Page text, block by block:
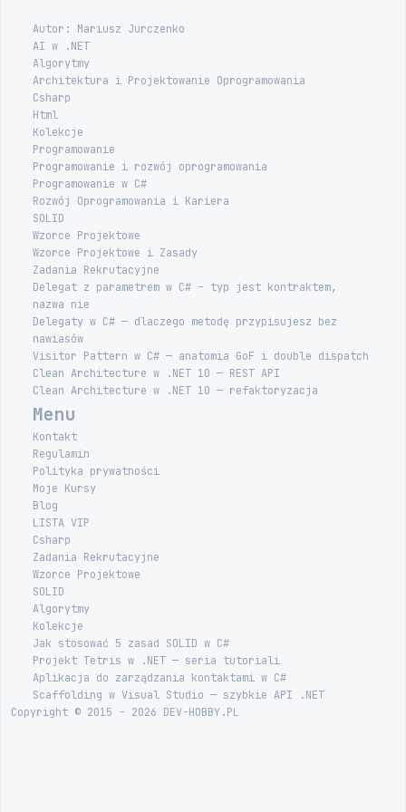
Autor: Mariusz Jurczenko
AI w .NET
Algorytmy
Architektura i Projektowanie Oprogramowania
Csharp
Html
Kolekcje
Programowanie
Programowanie i rozwój oprogramowania
Programowanie w C#
Rozwój Oprogramowania i Kariera
SOLID
Wzorce Projektowe
Wzorce Projektowe i Zasady
Zadania Rekrutacyjne
Delegat z parametrem w C# – typ jest kontraktem,
nazwa nie
Delegaty w C# — dlaczego metodę przypisujesz bez
nawiasów
Visitor Pattern w C# — anatomia GoF i double dispatch
Clean Architecture w .NET 10 — REST API
Clean Architecture w .NET 10 — refaktoryzacja
Menu
Kontakt
Regulamin
Polityka prywatności
Moje Kursy
Blog
LISTA VIP
Csharp
Zadania Rekrutacyjne
Wzorce Projektowe
SOLID
Algorytmy
Kolekcje
Jak stosować 5 zasad SOLID w C#
Projekt Tetris w .NET — seria tutoriali
Aplikacja do zarządzania kontaktami w C#
Scaffolding w Visual Studio — szybkie API .NET
Copyright © 2015 - 2026 DEV-HOBBY.PL